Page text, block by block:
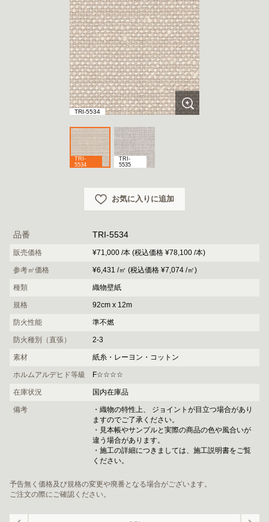
TRI-5534
TRI-
5534
TRI-
5535
お気に入りに追加
品番 TRI-5534
販売価格 ¥71,000 /本 (税込価格 ¥78,100 /本)
参考㎡価格 ¥6,431 /㎡ (税込価格 ¥7,074 /㎡)
種類 織物壁紙
規格 92cm x 12m
防火性能 準不燃
防火種別（直張） 2-3
素材 紙糸・レーヨン・コットン
ホルムアルデヒド等級 F☆☆☆☆
在庫状況 国内在庫品
備考
・織物の特性上、 ジョイントが目立つ場合があり
ますのでご了承ください。
・見本帳やサンプルと実際の商品の色や風合いが
違う場合があります。
・施工の詳細につきましては、施工説明書をご覧
ください。
予告無く価格及び規格の変更や廃番となる場合がございます。
ご注文の際にご確認ください。